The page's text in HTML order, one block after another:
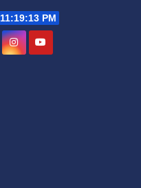
11:19:14 PM